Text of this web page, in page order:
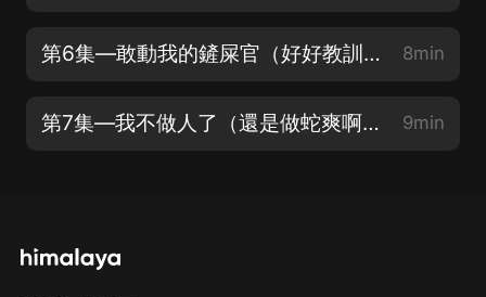
第6集—敢動我的鏟屎官（好好教訓下你這個不要臉的） 8min
第7集—我不做人了（還是做蛇爽啊） 9min